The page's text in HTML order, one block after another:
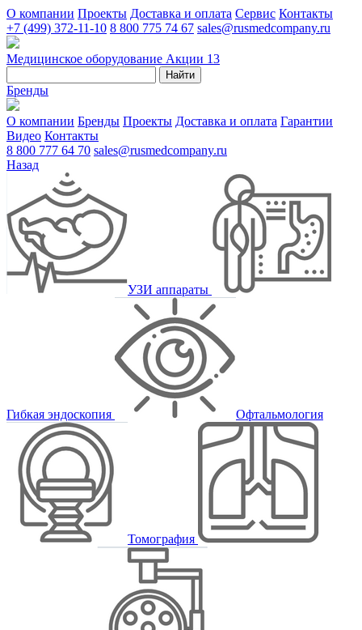
О компании Проекты Доставка и оплата Сервис Контакты
+7 (499) 372-11-10 8 800 775 74 67 sales@rusmedcompany.ru
Медицинское оборудование Акции 13
Найти
Бренды
О компании Бренды Проекты Доставка и оплата Гарантии
Видео Контакты
8 800 777 64 70 sales@rusmedcompany.ru
Назад
УЗИ аппараты
Гибкая эндоскопия Офтальмология
Томография